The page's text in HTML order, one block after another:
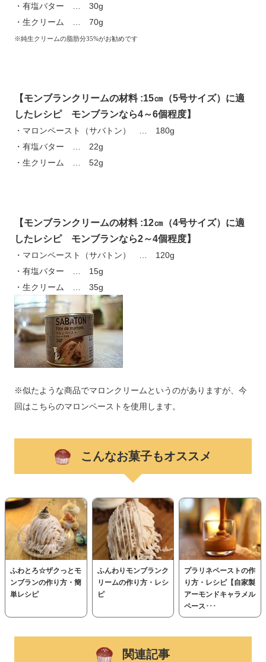
・有塩バター … 30g
・生クリーム … 70g
※純生クリームの脂肪分35%がお勧めです
【モンブランクリームの材料 :15㎝（5号サイズ）に適
したレシピ モンブランなら4～6個程度】
・マロンペースト（サバトン） … 180g
・有塩バター … 22g
・生クリーム … 52g
【モンブランクリームの材料 :12㎝（4号サイズ）に適
したレシピ モンブランなら2～4個程度】
・マロンペースト（サバトン） … 120g
・有塩バター … 15g
・生クリーム … 35g
※似たような商品でマロンクリームというのがありますが、今
回はこちらのマロンペーストを使用します。
こんなお菓子もオススメ
ふわとろ☆ザクっとモ
ンブランの作り方・簡
単レシピ
ふんわりモンブランク
リームの作り方・レシ
ピ
プラリネペーストの作
り方・レシピ【自家製
アーモンドキャラメル
ペース･･･
関連記事